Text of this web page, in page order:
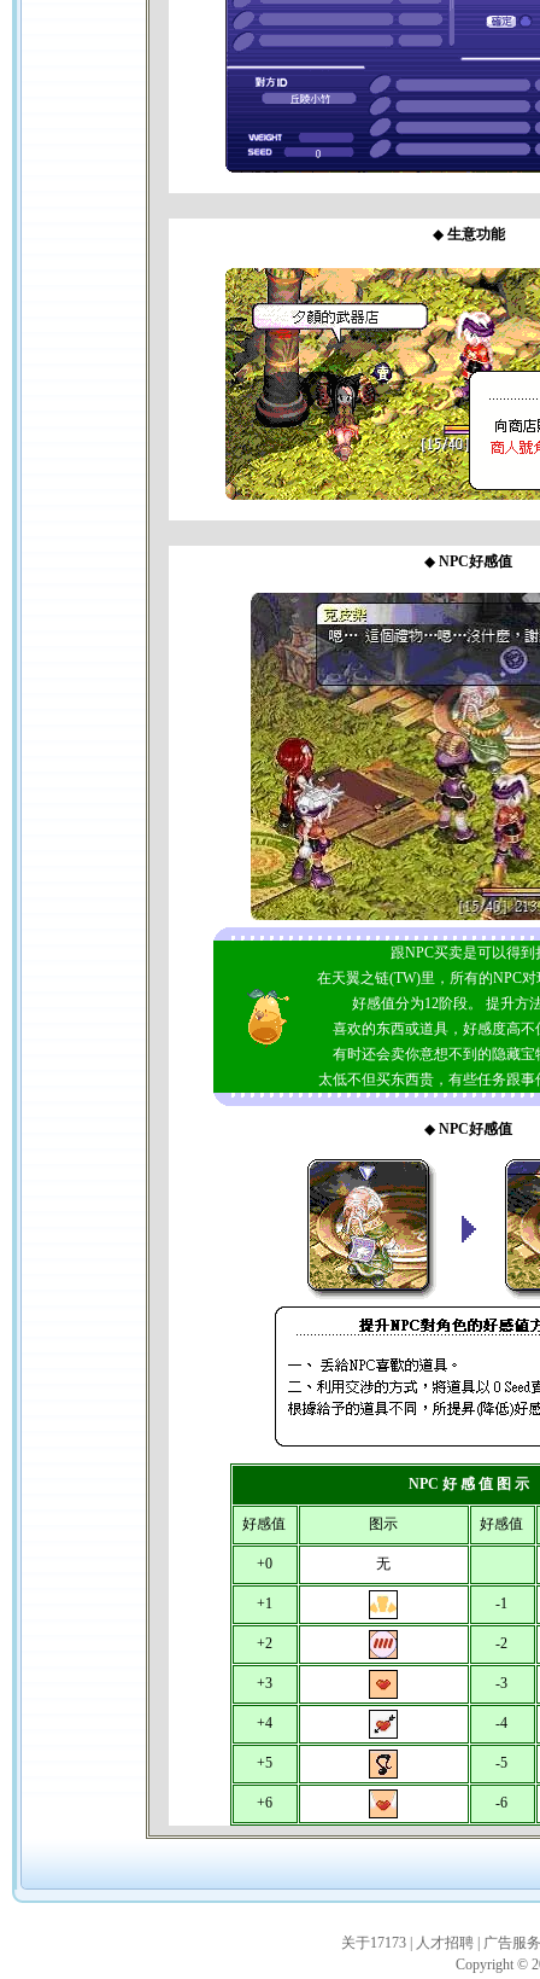
◆ 生意功能
◆ NPC好感值
跟NPC买卖是可以得到
在天翼之链(TW)里，所有的NPC
好感值分为12阶段。 提升方
喜欢的东西或道具，好感度高
有时还会卖你意想不到的隐藏
太低不但买东西贵，有些任务跟
◆ NPC好感值
NPC 好 感 值 图 示
好感值 图示 好感值
+0 无
+1 -1
+2 -2
+3 -3
+4 -4
+5 -5
+6 -6
关于17173 人才招聘
广告服务
Copyright ©